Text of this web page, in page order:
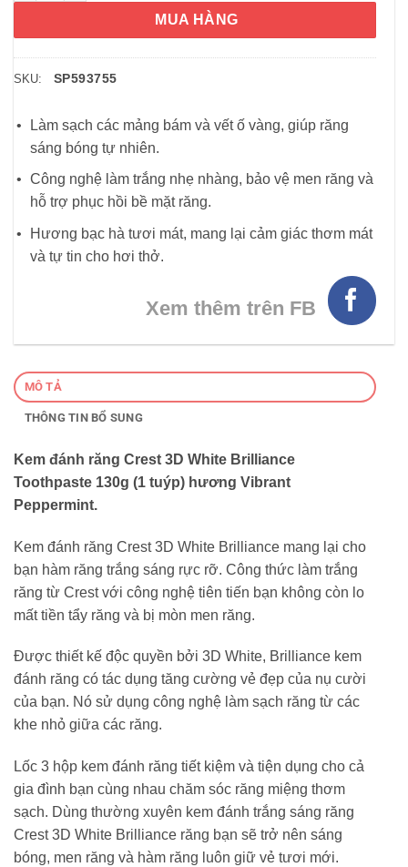
MUA HÀNG
SKU: SP593755
Làm sạch các mảng bám và vết ố vàng, giúp răng
sáng bóng tự nhiên.
Công nghệ làm trắng nhẹ nhàng, bảo vệ men răng và
hỗ trợ phục hồi bề mặt răng.
Hương bạc hà tươi mát, mang lại cảm giác thơm mát
và tự tin cho hơi thở.
Xem thêm trên FB
MÔ TẢ
THÔNG TIN BỔ SUNG
Kem đánh răng Crest 3D White Brilliance
Toothpaste 130g (1 tuýp) hương Vibrant
Peppermint.
Kem đánh răng Crest 3D White Brilliance mang lại cho
bạn hàm răng trắng sáng rực rỡ. Công thức làm trắng
răng từ Crest với công nghệ tiên tiến bạn không còn lo
mất tiền tẩy răng và bị mòn men răng.
Được thiết kế độc quyền bởi 3D White, Brilliance kem
đánh răng có tác dụng tăng cường vẻ đẹp của nụ cười
của bạn. Nó sử dụng công nghệ làm sạch răng từ các
khe nhỏ giữa các răng.
Lốc 3 hộp kem đánh răng tiết kiệm và tiện dụng cho cả
gia đình bạn cùng nhau chăm sóc răng miệng thơm
sạch. Dùng thường xuyên kem đánh trắng sáng răng
Crest 3D White Brilliance răng bạn sẽ trở nên sáng
bóng, men răng và hàm răng luôn giữ vẻ tươi mới.